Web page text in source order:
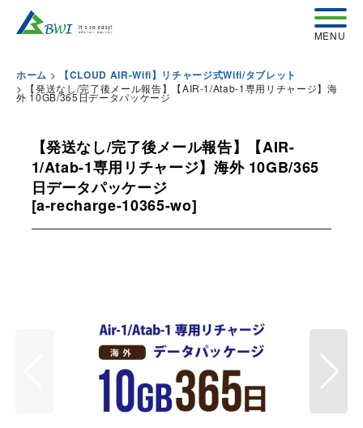
ホーム >
【CLOUD AIR-Wifi】リチャージ式Wifi/タブレット
>
【発送なし/完了後メール報告】【AIR-1/Atab-1専用リチャージ】海
外 10GB/365日データパッケージ
【発送なし/完了後メール報告】【AIR-
1/Atab-1専用リチャージ】海外 10GB/365
日データパッケージ
[a-recharge-10365-wo]